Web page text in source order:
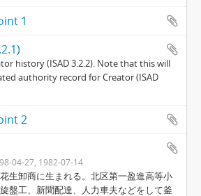
1
history (ISAD 3.2.2). Note that this will
authority record for Creator (ISAD
2
04-27, 1982-07-14
生卸商に生まれる。北区第一盈進高等小
盤工、新聞配達、人力車夫などをして釜